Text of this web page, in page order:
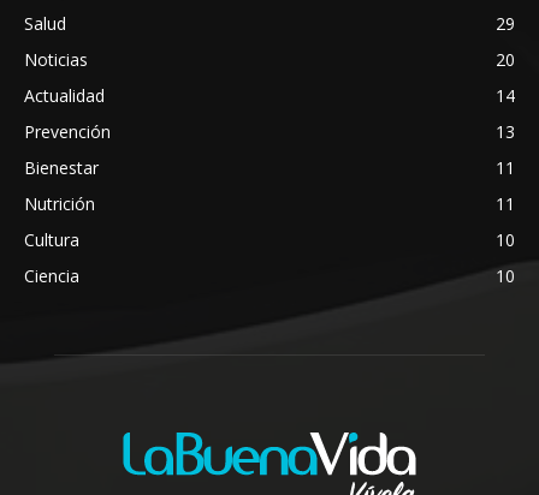
Salud
29
Noticias
20
Actualidad
14
Prevención
13
Bienestar
11
Nutrición
11
Cultura
10
Ciencia
10